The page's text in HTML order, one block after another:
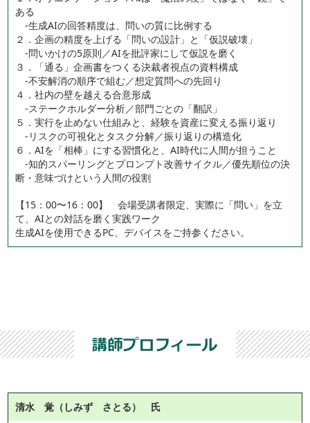
ある
-生成AIの回答精度は、問いの質に比例する
２．企画の精度を上げる「問いの設計」と「仮説破壊」
-問いかけの5原則／AIを批評家にして仮説を磨く
３．「通る」企画書をつくる決裁者視点の資料構成
-不安解消の順序で組む／想定質問への先回り
４．社内の壁を越える合意形成
-ステークホルダー分析／部門ごとの「翻訳」
５．実行を止めない仕組みと、経験を資産に変える振り返り
-リスクの可視化とタスク分解／振り返りの構造化
６．AIを「相棒」にする習慣化と、AI時代に人間が担うこと
-知的スパーリングとプロンプト改善サイクル／優先順位の決
断・意味づけという人間の役割
【15：00〜16：00】 会場受講者限定、実際に「問い」を立
て、AIとの対話を磨く実践ワーク
生成AIを使用できるPC、デバイスをご持参ください。
清水 覚（しみず さとる） 氏